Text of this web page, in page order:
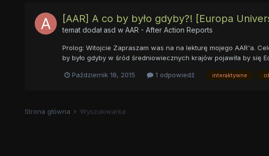
[AAR] A co by było gdyby?! [Europa
temat dodałasd w AAR - After Action Reports
Prolog: Witojcie Zapraszam was na na lekturę mojego AAR'a.
by było gdyby w śród średniowiecznych krajów pojawiła by się
Październik 18, 2015 1 odpowiedź interaktywne
Strona główna Wyszukiwarka